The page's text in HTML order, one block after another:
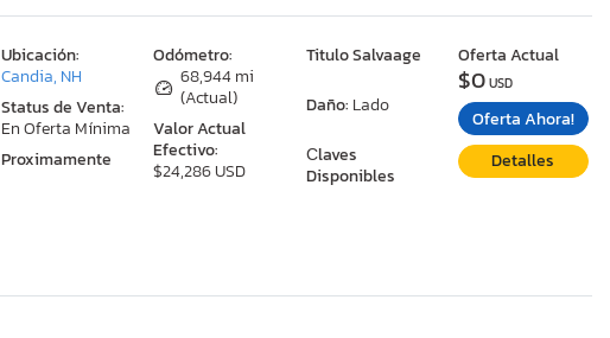
Odómetro:
68,944 mi
(Actual)
Valor Actual
Efectivo:
$24,286 USD
Titulo Salvaage
Daño: Lado
Сlaves
Disponibles
Ubicación:
Candia, NH
Status de Venta:
En Oferta Mínima
Proximamente
Oferta Actual
$0USD
Oferta Ahora!
Detalles